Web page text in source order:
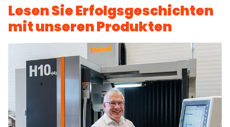
Lesen Sie Erfolgsgeschichten
mit unseren Produkten